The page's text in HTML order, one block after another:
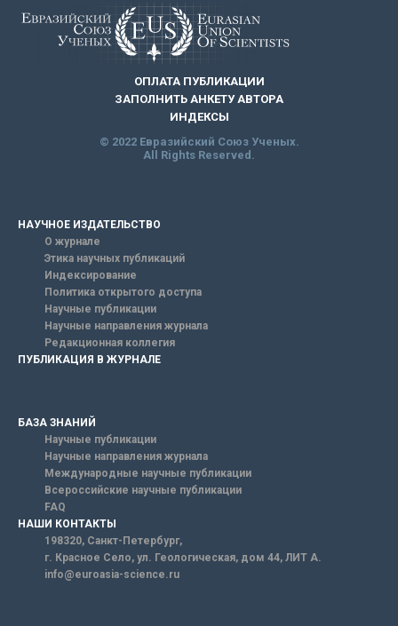
ОПЛАТА ПУБЛИКАЦИИ
ЗАПОЛНИТЬ АНКЕТУ АВТОРА
ИНДЕКСЫ
© 2022 Евразийский Союз Ученых.
All Rights Reserved.
НАУЧНОЕ ИЗДАТЕЛЬСТВО
О журнале
Этика научных публикаций
Индексирование
Политика открытого доступа
Научные публикации
Научные направления журнала
Редакционная коллегия
ПУБЛИКАЦИЯ В ЖУРНАЛЕ
БАЗА ЗНАНИЙ
Научные публикации
Научные направления журнала
Международные научные публикации
Всероссийские научные публикации
FAQ
НАШИ КОНТАКТЫ
198320, Санкт-Петербург,
г. Красное Село, ул. Геологическая, дом 44, ЛИТ А.
info@euroasia-science.ru